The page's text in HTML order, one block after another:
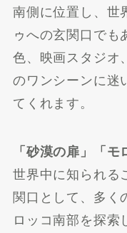
南側に位置し、世
ゥへの玄関口でも
色、映画スタジオ
のワンシーンに迷
てくれます。
「砂漠の扉」「モ
世界中に知られる
関口として、多く
ロッコ南部を探索